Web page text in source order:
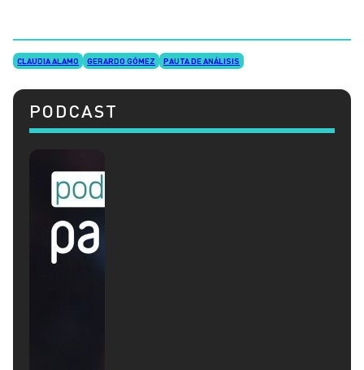
CLAUDIA ALAMO GERARDO GÓMEZ PAUTA DE ANÁLISIS
PODCAST